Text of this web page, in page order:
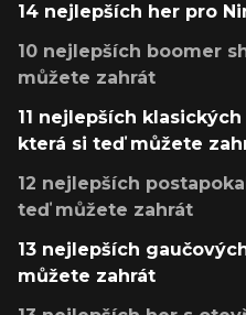
14 nejlepších her pro
10 nejlepších boomer
můžete zahrát
11 nejlepších
která si teď můžete
12 nejlepších
teď můžete zahrát
13 nejlepších
můžete zahrát